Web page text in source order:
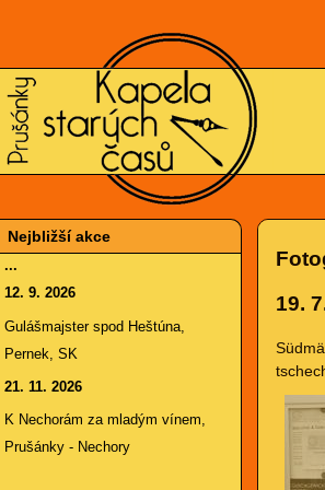
KAPELA
STARÝCH
Nejbližší akce
...
12. 9. 2026
Gulášmajster spod Heštúna,
Pernek, SK
21. 11. 2026
K Nechorám za mladým vínem,
Prušánky - Nechory
19.